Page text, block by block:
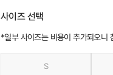
사이즈 선택
*일부 사이즈는 비용이 추가되오니
S